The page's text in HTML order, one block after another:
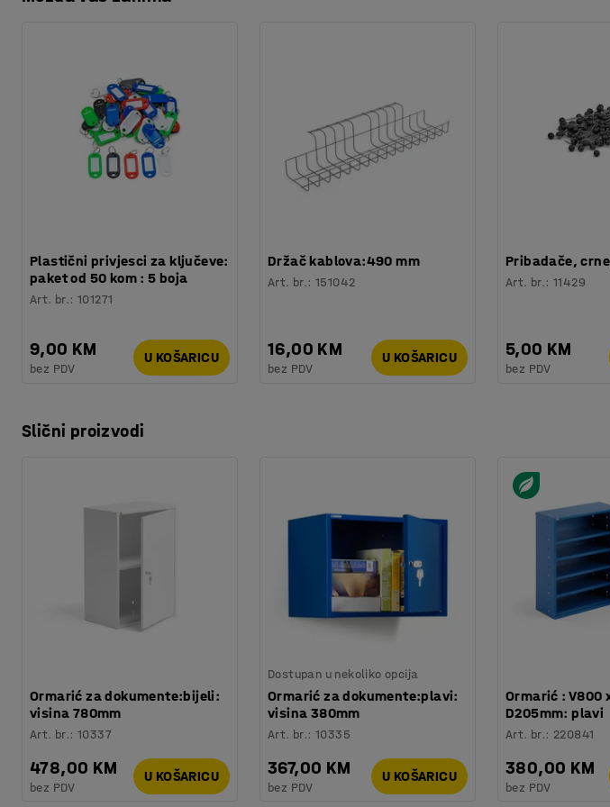
Boja vrata : Plava
: 2
Nosivost police: 40 kg
Potreban broj osoba: 1
Procjena vremena: 5 Min
8,5 kg
Plastični privjesci za ključeve:
paket od 50 kom : 5 boja
Art. br.:101271
9,00 KM
bez PDV
U KOŠARICU
Držač kablova:490 mm
Art. br.:151042
16,00 KM
bez PDV
U KOŠARICU
Pribadače,
Art. br.:11429
5,00 KM
bez PDV
Slični proizvodi
Ormarić za dokumente:bijeli:
visina 780mm
Art. br.:10337
478,00 KM
bez PDV
U KOŠARICU
Dostupan u nekoliko opcija
Ormarić za dokumente:plavi:
visina 380mm
Art. br.:10335
367,00 KM
bez PDV
U KOŠARICU
Ormarić : V800
D205mm: plavi
Art. br.: 220841
380,00 KM
bez PDV